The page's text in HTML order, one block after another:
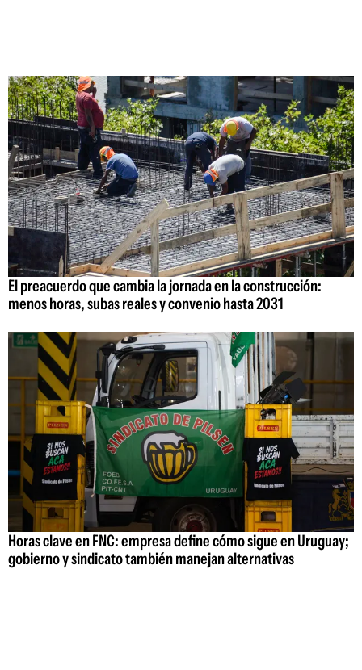
El preacuerdo que cambia la jornada en la construcción:
menos horas, subas reales y convenio hasta 2031
Horas clave en FNC: empresa define cómo sigue en Uruguay;
gobierno y sindicato también manejan alternativas